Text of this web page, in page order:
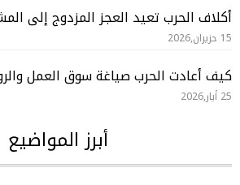
أكلاف الحرب تعيد العجز المزدوج إلى
15 حزيران,2026
كيف أعادت الحرب صياغة سوق العمل
25 أيار,2026
أبرز المواضيع